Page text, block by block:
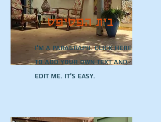
בית הפסיפס
I'm a paragraph. Click here
to add your own text and
edit me. It’s easy.